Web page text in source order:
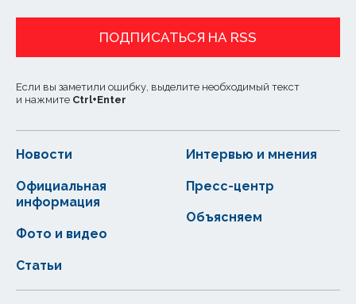
ПОДПИСАТЬСЯ НА RSS
Если вы заметили ошибку, выделите необходимый текст
и нажмите Ctrl+Enter
Новости
Статьи
Официальная
информация
Интервью и мнения
Фото и видео
Пресс-центр
Объясняем